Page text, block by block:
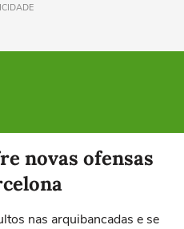
novas ofensas
nas arquibancadas e se